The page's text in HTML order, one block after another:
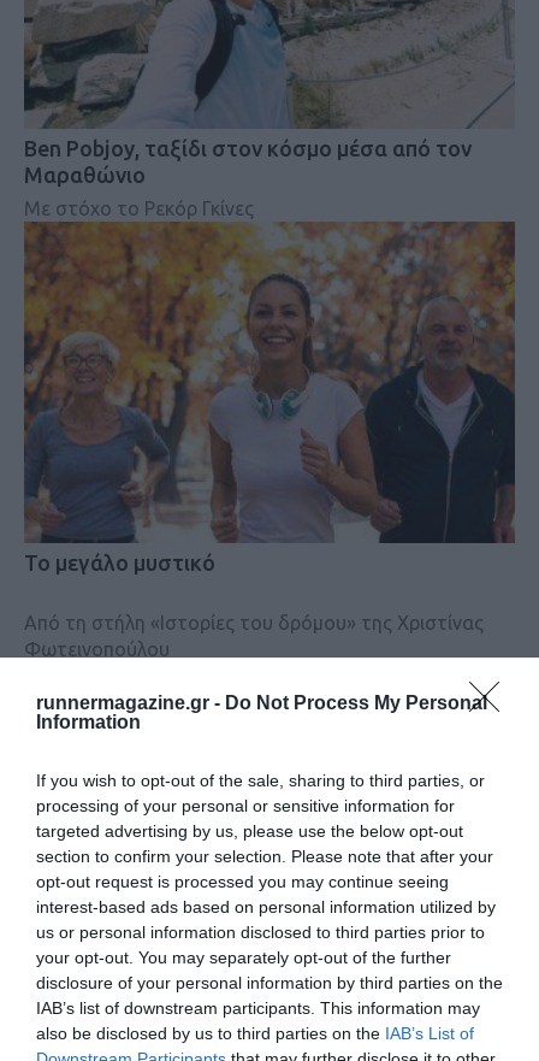
runnermagazine.gr - Do Not Process My Personal
Information
If you wish to opt-out of the sale, sharing to third parties, or
processing of your personal or sensitive information for
targeted advertising by us, please use the below opt-out
section to confirm your selection. Please note that after your
opt-out request is processed you may continue seeing
interest-based ads based on personal information utilized by
us or personal information disclosed to third parties prior to
your opt-out. You may separately opt-out of the further
disclosure of your personal information by third parties on the
IAB’s list of downstream participants. This information may
also be disclosed by us to third parties on the IAB’s List of
Ben Pobjoy, ταξίδι στον κόσμο μέσα από τον
Μαραθώνιο
Με στόχο το Ρεκόρ Γκίνες
Το μεγάλο μυστικό
Από τη στήλη «Ιστορίες του δρόμου» της Χριστίνας
Φωτεινοπούλου